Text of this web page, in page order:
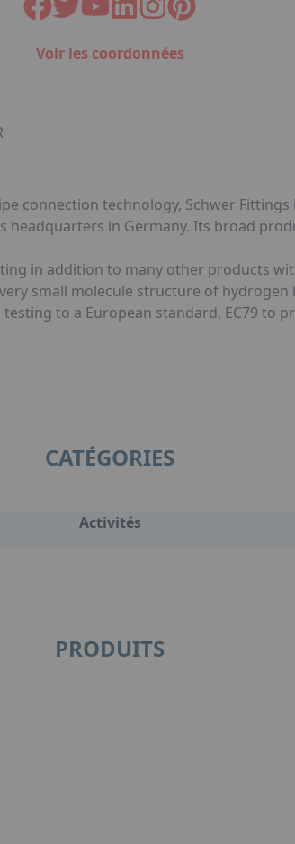
Voir les coordonnées
connection technology, Schwer
headquarters in Germany. Its broad
in addition to many other products
small molecule structure of
to a European standard, EC79 to
CATÉGORIES
Activités
PRODUITS